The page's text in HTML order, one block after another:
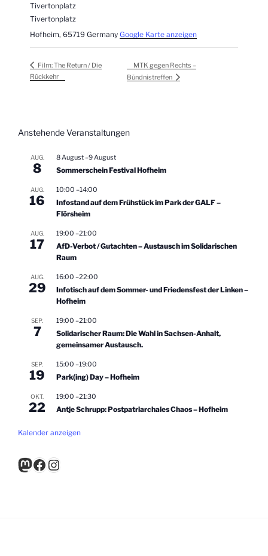
Tivertonplatz
Tivertonplatz
Hofheim, 65719 Germany Google Karte anzeigen
Film: The Return / Die
Rückkehr
MTK gegen Rechts –
Bündnistreffen
Anstehende Veranstaltungen
AUG.
8
8 August–9 August
Sommerschein Festival Hofheim
AUG.
16
10:00 –14:00
Infostand auf dem Frühstück im Park der GALF –
Flörsheim
AUG.
17
19:00 –21:00
AfD-Verbot / Gutachten – Austausch im Solidarischen
Raum
AUG.
29
16:00 –22:00
Infotisch auf dem Sommer- und Friedensfest der Linken –
Hofheim
SEP.
7
19:00 –21:00
Solidarischer Raum: Die Wahl in Sachsen-Anhalt,
gemeinsamer Austausch.
SEP.
19
15:00 –19:00
Park(ing) Day – Hofheim
OKT.
22
19:00 –21:30
Antje Schrupp: Postpatriarchales Chaos – Hofheim
Kalender anzeigen
Mastodon
Facebook
Instagram